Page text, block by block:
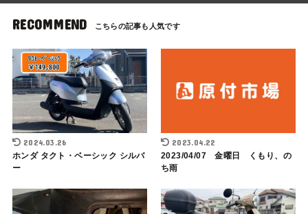
RECOMMEND
2024.03.26
ホンダ タクト・ベーシック シルバ
ー
2023.04.22
2023/04/07 金曜日 くもり、の
ち雨